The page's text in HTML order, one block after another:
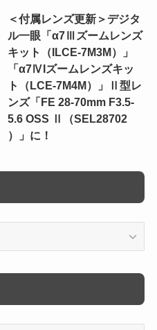
＜付属レンズ更新＞デジタ
ル一眼「α7Ⅲズームレンズ
キット（ILCE-7M3M）」
「α7ⅣIズームレンズキッ
ト（LCE-7M4M）」Ⅱ型レ
ンズ「FE 28-70mm F3.5-
5.6 OSS Ⅱ（SEL28702
）」に！